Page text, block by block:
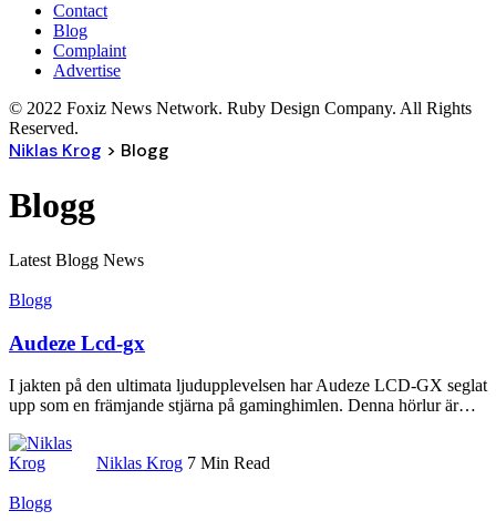
Contact
Blog
Complaint
Advertise
© 2022 Foxiz News Network. Ruby Design Company. All Rights
Reserved.
Niklas Krog > Blogg
Blogg
Latest Blogg News
Blogg
Audeze Lcd-gx
I jakten på den ultimata ljudupplevelsen har Audeze LCD-GX seglat
upp som en främjande stjärna på gaminghimlen. Denna hörlur är…
Niklas Krog 7 Min Read
Blogg